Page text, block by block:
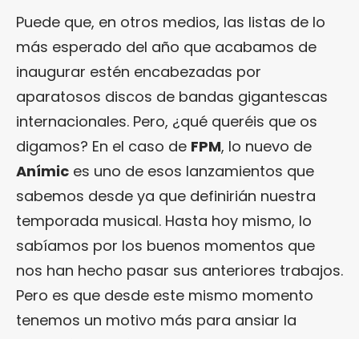
Puede que, en otros medios, las listas de lo
más esperado del año que acabamos de
inaugurar estén encabezadas por
aparatosos discos de bandas gigantescas
internacionales. Pero, ¿qué queréis que os
digamos? En el caso de FPM, lo nuevo de
Anímic es uno de esos lanzamientos que
sabemos desde ya que definirián nuestra
temporada musical. Hasta hoy mismo, lo
sabíamos por los buenos momentos que
nos han hecho pasar sus anteriores trabajos.
Pero es que desde este mismo momento
tenemos un motivo más para ansiar la